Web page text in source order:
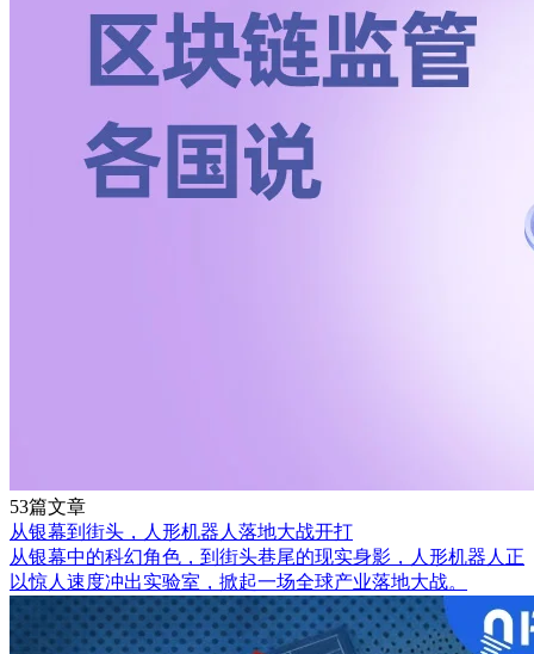
53篇文章
从银幕到街头，人形机器人落地大战开打
从银幕中的科幻角色，到街头巷尾的现实身影，人形机器人正
以惊人速度冲出实验室，掀起一场全球产业落地大战。